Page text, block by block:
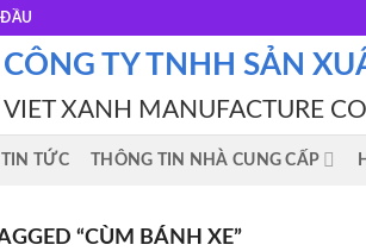
CÔNG TY TNHH SẢN
VIET XANH MANUFACTURE
TIN TỨC THÔNG TIN NHÀ CUNG CẤP
“CÙM BÁNH XE”